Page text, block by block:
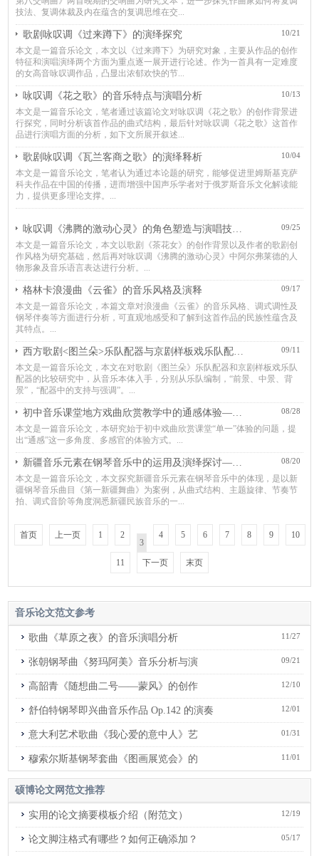
技法、复调体裁及内在蕴含的复调思维在交...
歌剧咏叹调《过来蹲下》的演绎探究 10/21
本文是一篇音乐论文，本文以《过来蹲下》为研究对象，主要从作品的创作
特征和演唱演绎两个方面为重点逐一展开进行论述。作为一首具有一定难度
的女高音咏叹调作品，凸显出浓郁欢快的节...
咏叹调《花之歌》的音乐特点与演唱分析 10/13
本文是一篇音乐论文，笔者通过该篇论文对咏叹调《花之歌》的创作背景进
行探究，同时分析该首作品的曲式结构，最后针对咏叹调《花之歌》这首作
品进行演唱方面的分析，如下文所展开叙述...
歌剧咏叹调《瓦兰客商之歌》的演绎释析 10/04
本文是一篇音乐论文，笔者认为通过本论题的研究，能够促进里姆斯基克萨
科夫作品在中国的传播，进而增强中国声乐学者对于俄罗斯音乐文化解读能
力，提供更多理论支撑。...
09/25
本文是一篇音乐论文，本文以歌剧《茶花女》的创作背景以及作者的歌剧创
作风格为研究基础，然后再对咏叹调《沸腾的激动心灵》中阿尔弗莱德的人
物形象及音乐语言表达进行分析。...
格林卡浪漫曲《云雀》的音乐风格及演释 09/17
本文是一篇音乐论文，本篇文章对浪漫曲《云雀》的音乐风格、调式调性及
钢琴伴奏等方面进行分析，可直观地感受和了解到这首作品的民族性蕴含及
其特点。...
09/11
本文是一篇音乐论文，本文在对歌剧《图兰朵》乐队配器和京剧样板戏乐队
配器的比较研究中，从音乐本体入手，分别从乐队编制，“前景、中景、背
景”，“配器中的支持与强调”。...
08/28
本文是一篇音乐论文，本研究始于初中戏曲欣赏课堂“单一”体验的问题，提
出“通感”这一多角度、多感官的体验方式。...
08/20
本文是一篇音乐论文，本文探究新疆音乐元素在钢琴音乐中的体现，是以新
疆钢琴音乐曲目《第一新疆舞曲》为案例，从曲式结构、主题旋律、节奏节
拍、调式音阶等角度洞悉新疆民族音乐的一...
首页 上一页 1 2
3
4 5 6 7 8 9 10
11 下一页 末页
音乐论文范文参考
歌曲《草原之夜》的音乐演唱分析 11/27
张朝钢琴曲《努玛阿美》音乐分析与演 09/21
高韶青《随想曲二号——蒙风》的创作 12/10
舒伯特钢琴即兴曲音乐作品 Op.142 的演奏 12/01
意大利艺术歌曲《我心爱的意中人》艺 01/31
穆索尔斯基钢琴套曲《图画展览会》的 11/01
硕博论文网范文推荐
实用的论文摘要模板介绍（附范文） 12/19
论文脚注格式有哪些？如何正确添加？ 05/17